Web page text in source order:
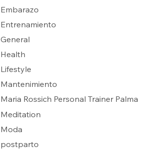
Embarazo
Entrenamiento
General
Health
Lifestyle
Mantenimiento
Maria Rossich Personal Trainer Palma
Meditation
Moda
postparto